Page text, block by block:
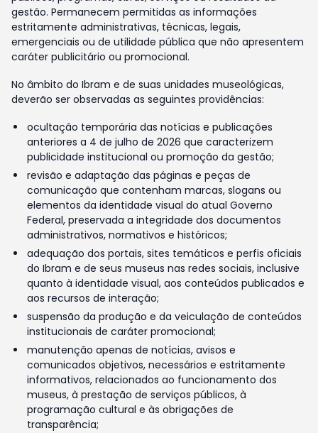
gestão. Permanecem permitidas as informações
estritamente administrativas, técnicas, legais,
emergenciais ou de utilidade pública que não apresentem
caráter publicitário ou promocional.
No âmbito do Ibram e de suas unidades museológicas,
deverão ser observadas as seguintes providências:
ocultação temporária das notícias e publicações
anteriores a 4 de julho de 2026 que caracterizem
publicidade institucional ou promoção da gestão;
revisão e adaptação das páginas e peças de
comunicação que contenham marcas, slogans ou
elementos da identidade visual do atual Governo
Federal, preservada a integridade dos documentos
administrativos, normativos e históricos;
adequação dos portais, sites temáticos e perfis oficiais
do Ibram e de seus museus nas redes sociais, inclusive
quanto à identidade visual, aos conteúdos publicados e
aos recursos de interação;
suspensão da produção e da veiculação de conteúdos
institucionais de caráter promocional;
manutenção apenas de notícias, avisos e
comunicados objetivos, necessários e estritamente
informativos, relacionados ao funcionamento dos
museus, à prestação de serviços públicos, à
programação cultural e às obrigações de
transparência;